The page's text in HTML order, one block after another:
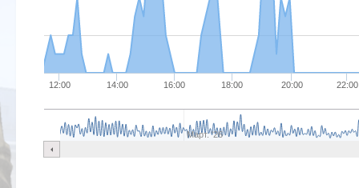
12:00 14:00 16:00 18:00 20:00 22:00
Март. '26